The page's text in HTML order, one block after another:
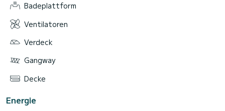
Badeplattform
Ventilatoren
Verdeck
Gangway
Decke
Energie